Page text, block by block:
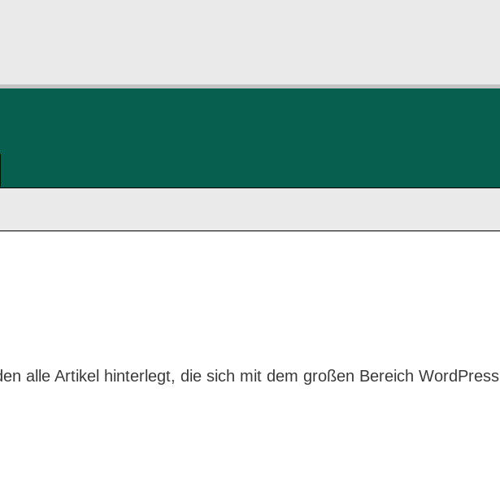
alle Artikel hinterlegt, die sich mit dem großen Bereich WordPress